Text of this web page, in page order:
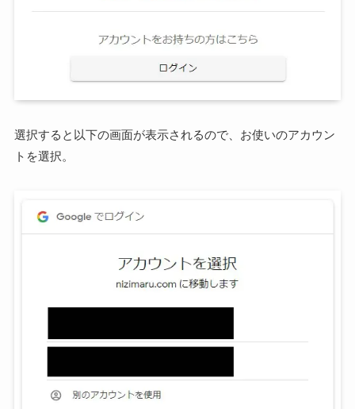
選択すると以下の画面が表示されるので、お使いのアカウン
トを選択。